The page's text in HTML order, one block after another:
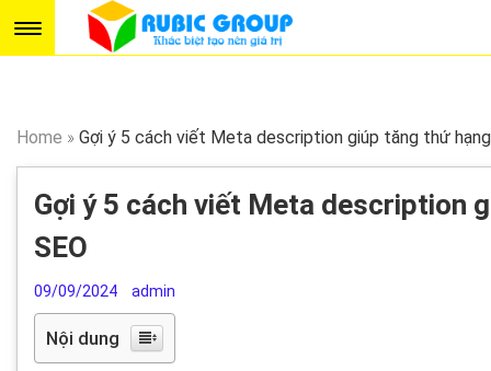
Home » Gợi ý 5 cách viết Meta description giúp tăng thứ
Gợi ý 5 cách viết Meta description
SEO
09/09/2024 admin
Nội dung